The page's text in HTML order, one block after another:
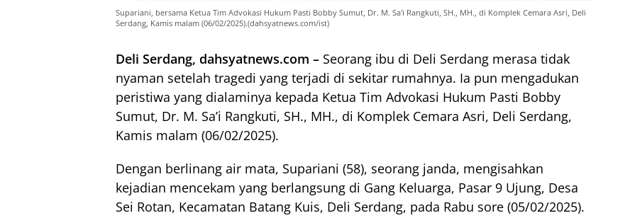
Supariani, bersama Ketua Tim Advokasi Hukum Pasti Bobby Sumut, Dr. M. Sa'i Rangkuti, SH., MH., di Komplek Cemara Asri, Deli
Serdang, Kamis malam (06/02/2025).(dahsyatnews.com/ist)
Deli Serdang, dahsyatnews.com – Seorang ibu di Deli Serdang merasa tidak
nyaman setelah tragedi yang terjadi di sekitar rumahnya. Ia pun mengadukan
peristiwa yang dialaminya kepada Ketua Tim Advokasi Hukum Pasti Bobby
Sumut, Dr. M. Sa’i Rangkuti, SH., MH., di Komplek Cemara Asri, Deli Serdang,
Kamis malam (06/02/2025).
Dengan berlinang air mata, Supariani (58), seorang janda, mengisahkan
kejadian mencekam yang berlangsung di Gang Keluarga, Pasar 9 Ujung, Desa
Sei Rotan, Kecamatan Batang Kuis, Deli Serdang, pada Rabu sore (05/02/2025).